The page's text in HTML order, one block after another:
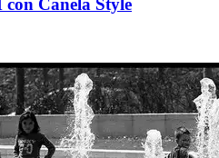
Canela Style